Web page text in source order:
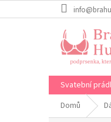
na
Svatební
Domů